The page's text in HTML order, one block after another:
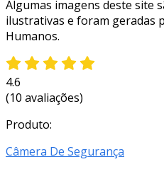
Algumas imagens deste site
ilustrativas e foram geradas
Humanos.
4.6
(10 avaliações)
Produto:
Câmera De Segurança